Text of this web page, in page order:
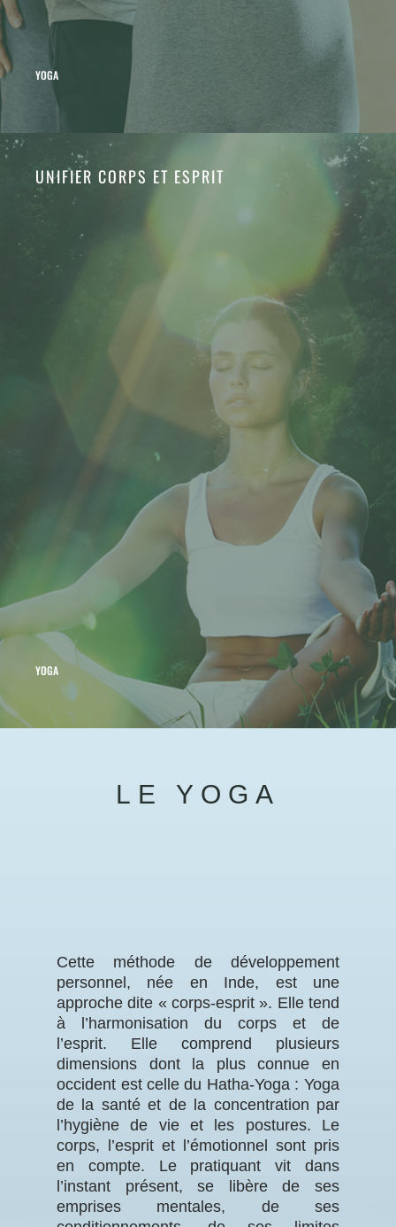
YOGA
UNIFIER CORPS ET ESPRIT
YOGA
LE YOGA
Cette méthode de développement
personnel, née en Inde, est une
approche dite « corps-esprit ». Elle tend
à l’harmonisation du corps et de
l’esprit. Elle comprend plusieurs
dimensions dont la plus connue en
occident est celle du Hatha-Yoga : Yoga
de la santé et de la concentration par
l’hygiène de vie et les postures. Le
corps, l’esprit et l’émotionnel sont pris
en compte. Le pratiquant vit dans
l’instant présent, se libère de ses
emprises mentales, de ses